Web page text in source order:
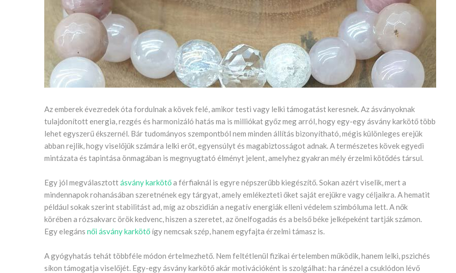
Az emberek évezredek óta fordulnak a kövek felé, amikor testi vagy lelki támogatást keresnek. Az ásványoknak
tulajdonított energia, rezgés és harmonizáló hatás ma is milliókat győz meg arról, hogy egy-egy ásvány karkötő több
lehet egyszerű ékszernél. Bár tudományos szempontból nem minden állítás bizonyítható, mégis különleges erejük
abban rejlik, hogy viselőjük számára lelki erőt, egyensúlyt és magabiztosságot adnak. A természetes kövek egyedi
mintázata és tapintása önmagában is megnyugtató élményt jelent, amelyhez gyakran mély érzelmi kötődés társul.
Egy jól megválasztottásvány karkötőa férfiaknál is egyre népszerűbb kiegészítő. Sokan azért viselik, mert a
mindennapok rohanásában szeretnének egy tárgyat, amely emlékezteti őket saját erejükre vagy céljaikra. A hematit
például sokak szerint stabilitást ad, míg az obszidián a negatív energiák elleni védelem szimbóluma lett. A nők
körében a rózsakvarc örök kedvenc, hiszen a szeretet, az önelfogadás és a belső béke jelképeként tartják számon.
Egy elegánsnői ásvány karkötő így nemcsak szép, hanem egyfajta érzelmi támasz is.
A gyógyhatás tehát többféle módon értelmezhető. Nem feltétlenül fizikai értelemben működik, hanem lelki, pszichés
síkon támogatja viselőjét. Egy-egy ásvány karkötő akár motivációként is szolgálhat: ha ránézel a csuklódon lévő